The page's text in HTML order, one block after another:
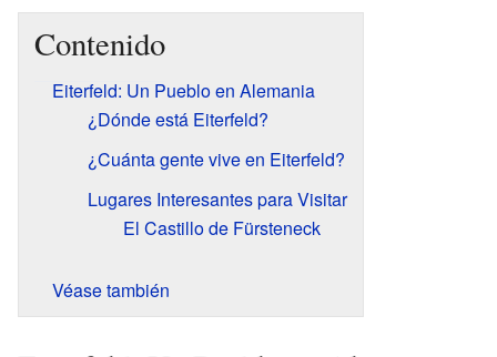
Contenido
Eiterfeld: Un Pueblo en Alemania
¿Dónde está Eiterfeld?
¿Cuánta gente vive en Eiterfeld?
Lugares Interesantes para Visitar
El Castillo de Fürsteneck
Véase también